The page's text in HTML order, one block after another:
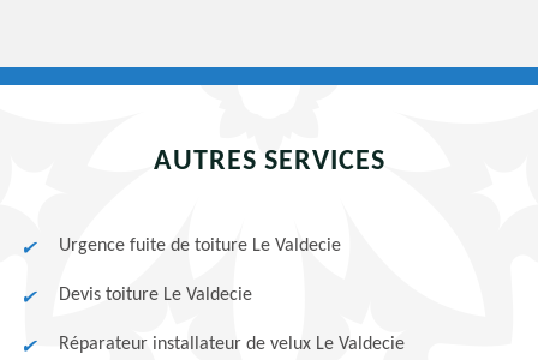
AUTRES SERVICES
Urgence fuite de toiture Le Valdecie
Devis toiture Le Valdecie
Réparateur installateur de velux Le Valdecie